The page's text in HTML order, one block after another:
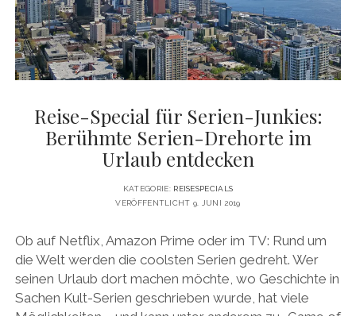
DATENSCHUTZERKLÄRUNG
VITA
PRESSE & MEDIEN
MEDIADATEN
twitterfacebook
pinterestyoutubeinstagram
Reise-Special für Serien-Junkies:
Berühmte Serien-Drehorte im
Urlaub entdecken
KATEGORIE: REISESPECIALS
VERÖFFENTLICHT 9. JUNI 2019
Ob auf Netflix, Amazon Prime oder im TV: Rund um
die Welt werden die coolsten Serien gedreht. Wer
seinen Urlaub dort machen möchte, wo Geschichte in
Sachen Kult-Serien geschrieben wurde, hat viele